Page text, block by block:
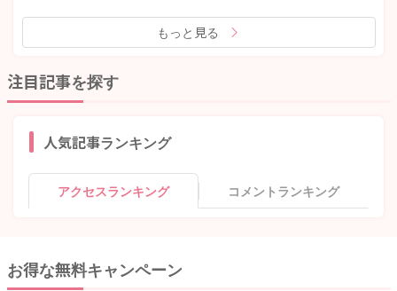
もっと見る
注目記事を探す
人気記事ランキング
アクセスランキング コメントランキング
お得な無料キャンペーン